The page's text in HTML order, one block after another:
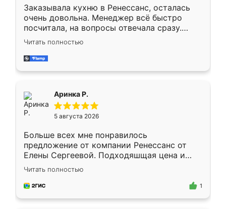
Заказывала кухню в Ренессанс, осталась
очень довольна. Менеджер всё быстро
посчитала, на вопросы отвечала сразу.
Замерщик приехал в субботу, подошёл к
делу со всей ответственностью. Собрали
за день, ребята работали аккуратно, даже
Читать полностью
Аринка Р.
5 августа 2026
Больше всех мне понравилось
предложение от компании Ренессанс от
Елены Сергеевой. Подходяшщая цена и
короткие сроки изготовления. Приехавший
для замера сотрудник Владислав
предложил по моему эскизу самый
Читать полностью
1